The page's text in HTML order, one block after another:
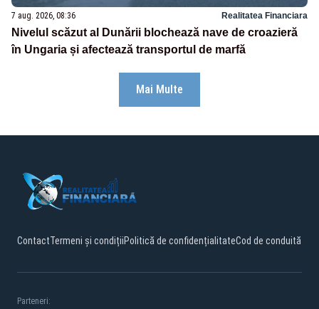
7 aug. 2026, 08:36 Realitatea Financiara
Nivelul scăzut al Dunării blochează nave de croazieră
în Ungaria și afectează transportul de marfă
Mai Multe
ContactTermeni și condițiiPolitică de confidențialitateCod de conduită
Parteneri: